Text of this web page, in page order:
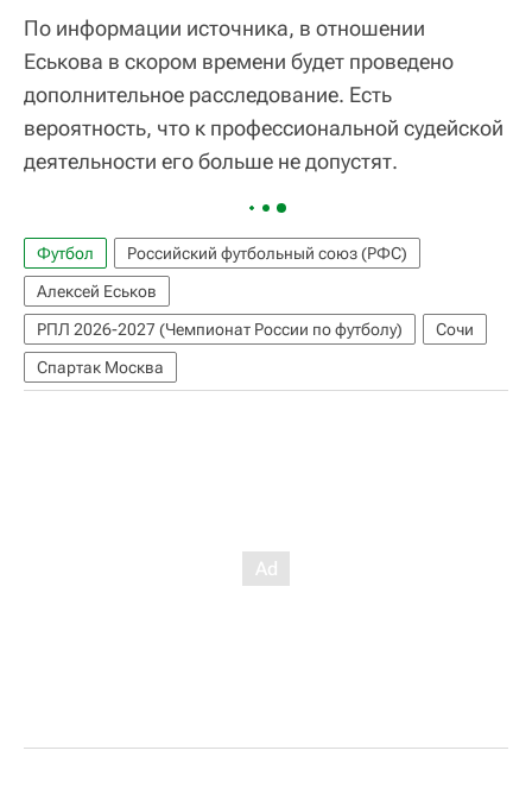
По информации источника, в отношении
Еськова в скором времени будет проведено
дополнительное расследование. Есть
вероятность, что к профессиональной судейской
деятельности его больше не допустят.
Футбол
Российский футбольный союз (РФС)
Алексей Еськов
РПЛ 2026-2027 (Чемпионат России по футболу)
Сочи
Спартак Москва